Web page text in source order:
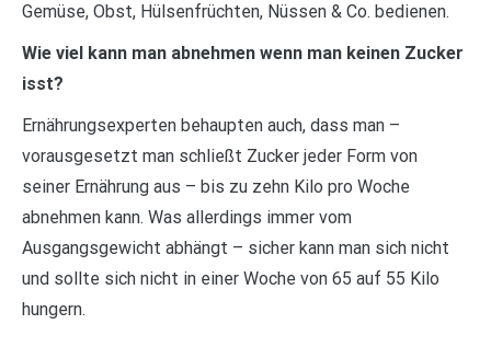
Gemüse, Obst, Hülsenfrüchten, Nüssen & Co. bedienen.
Wie viel kann man abnehmen wenn man keinen Zucker
isst?
Ernährungsexperten behaupten auch, dass man –
vorausgesetzt man schließt Zucker jeder Form von
seiner Ernährung aus – bis zu zehn Kilo pro Woche
abnehmen kann. Was allerdings immer vom
Ausgangsgewicht abhängt – sicher kann man sich nicht
und sollte sich nicht in einer Woche von 65 auf 55 Kilo
hungern.